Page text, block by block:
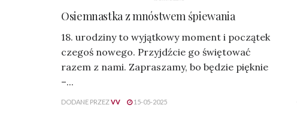
Osiemnastka z mnóstwem śpiewania
18. urodziny to wyjątkowy moment i początek
czegoś nowego. Przyjdźcie go świętować
razem z nami. Zapraszamy, bo będzie pięknie
–...
DODANE PRZEZVV 15-05-2025